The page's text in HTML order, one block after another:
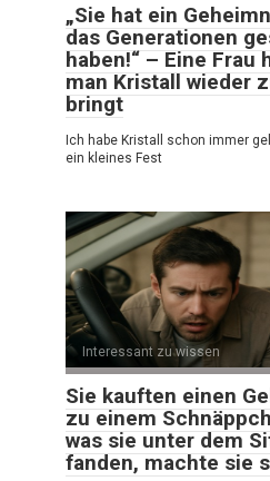
„Sie hat ein
das Generationen
haben!“ – Eine Frau
man Kristall wieder
bringt
Ich habe Kristall schon immer
ein kleines Fest
Interessant zu wissen
Sie kauften einen
zu einem
was sie unter dem
fanden, machte sie